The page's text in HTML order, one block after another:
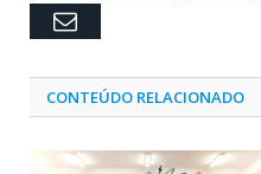
Email
CONTEÚDO RELACIONADO